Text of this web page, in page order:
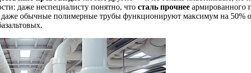
даже неспециалисту понятно, что сталь прочнее армированного
даже обычные полимерные трубы функционируют максимум на 50%